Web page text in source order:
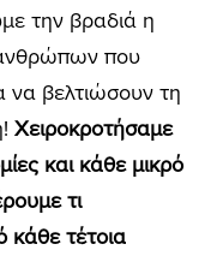
την βραδιά η
που
να βελτιώσουν τη
Χειροκροτήσαμε
και κάθε μικρό
τι
κάθε τέτοια